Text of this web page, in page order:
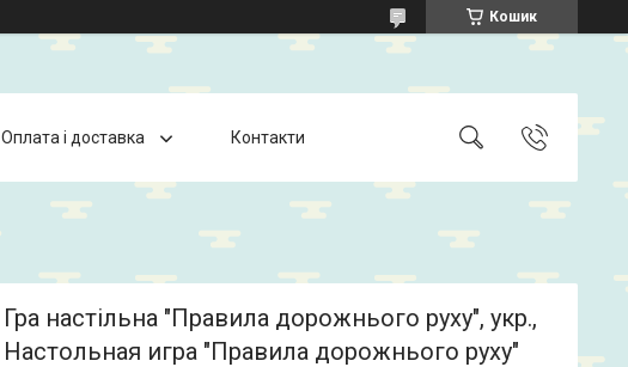
Кошик
Оплата і доставка Контакти
Гра настільна "Правила дорожнього руху", укр.,
Настольная игра "Правила дорожнього руху"